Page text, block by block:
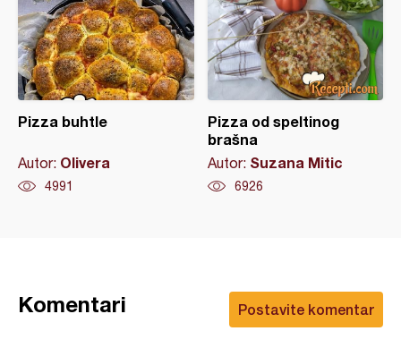
Pizza buhtle
Autor: Olivera
4991
Pizza od speltinog
brašna
Autor: Suzana Mitic
6926
Postavite komentar
Komentari